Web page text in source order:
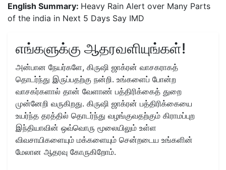
English Summary: Heavy Rain Alert over Many Parts
of the india in Next 5 Days Say IMD
எங்களுக்கு ஆதரவளியுங்கள்!
அன்பான நேயர்களே, கிருஷி ஜாக்ரன் வாசகராகத்
தொடர்ந்து இருப்பதற்கு நன்றி. உங்களைப் போன்ற
வாசகர்களால் தான் வேளாண் பத்திரிக்கைத் துறை
முன்னேறி வருகிறது. கிருஷி ஜாக்ரன் பத்திரிக்கையை
உயர்ந்த தரத்தில் தொடர்ந்து வழங்குவதற்கும் கிராமப்புற
இந்தியாவின் ஒவ்வொரு மூலையிலும் உள்ள
விவசாயிகளையும் மக்களையும் சென்றடைய உங்களின்
மேலான ஆதரவு கோருகிறோம்.